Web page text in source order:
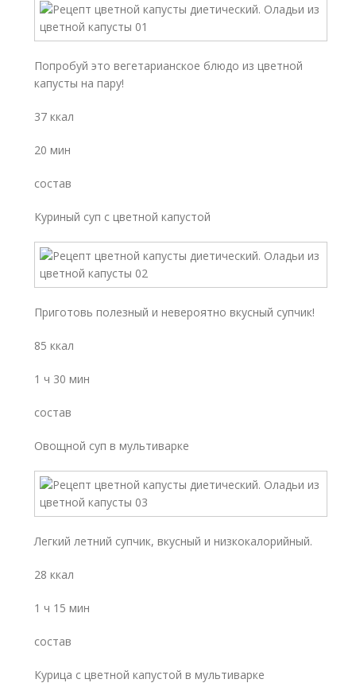
Попробуй это вегетарианское блюдо из цветной
капусты на пару!
37 ккал
20 мин
состав
Куриный суп с цветной капустой
Приготовь полезный и невероятно вкусный супчик!
85 ккал
1 ч 30 мин
состав
Овощной суп в мультиварке
Легкий летний супчик, вкусный и низкокалорийный.
28 ккал
1 ч 15 мин
состав
Курица с цветной капустой в мультиварке